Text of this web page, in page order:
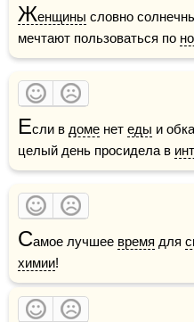
Женщины словно
мечтают пользоваться по
Если в доме нет еды и
целый день просидела в
Самое лучшее время для
химии!